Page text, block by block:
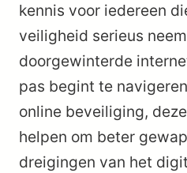
kennis voor iedereen
veiligheid serieus
doorgewinterde
pas begint te
online beveiliging,
helpen om beter
dreigingen van het